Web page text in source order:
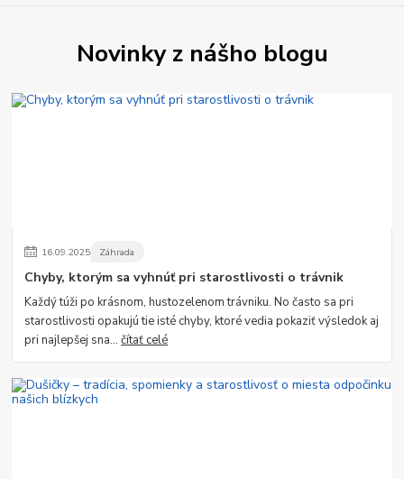
Novinky z nášho blogu
16.09.2025 Záhrada
Chyby, ktorým sa vyhnúť pri starostlivosti o trávnik
Každý túži po krásnom, hustozelenom trávniku. No často sa pri
starostlivosti opakujú tie isté chyby, ktoré vedia pokaziť výsledok aj
pri najlepšej sna...čítať celé